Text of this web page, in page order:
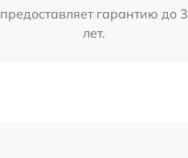
предоставляет гарантию до 3
лет.